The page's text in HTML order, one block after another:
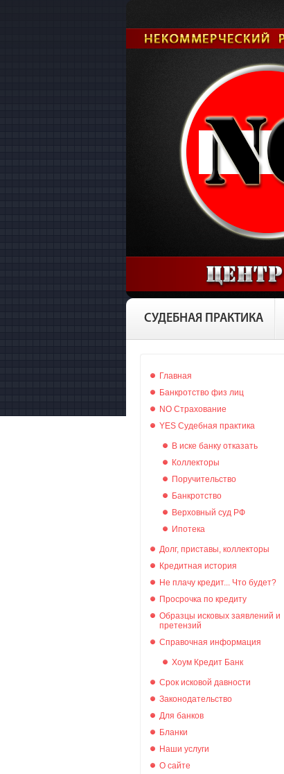
СУДЕБНАЯ ПРАКТИКА
Главная
Банкротство физ лиц
NO Страхование
YES Судебная практика
В иске банку отказать
Коллекторы
Поручительство
Банкротство
Верховный суд РФ
Ипотека
Долг, приставы, коллекторы
Кредитная история
Не плачу кредит... Что будет?
Просрочка по кредиту
Образцы исковых заявлений и
претензий
Справочная информация
Хоум Кредит Банк
Срок исковой давности
Законодательство
Для банков
Бланки
Наши услуги
О сайте